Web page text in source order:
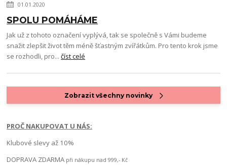
01.01.2020
SPOLU POMÁHÁME
Jak už z tohoto označení vyplývá, tak se společně s Vámi budeme
snažit zlepšit život těm méně šťastným zvířátkům. Pro tento krok jsme
se rozhodli, pro...číst celé
Zobrazit všechny novinky
PROČ NAKUPOVAT U NÁS:
Klubové slevy až 10%
DOPRAVA ZDARMA při nákupu nad 999,- Kč